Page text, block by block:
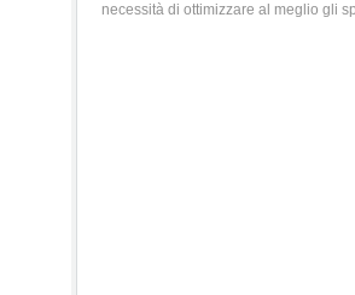
necessità di ottimizzare al meglio gli